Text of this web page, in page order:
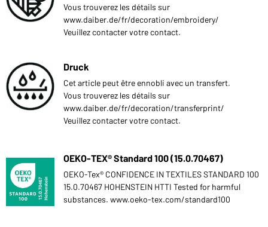
Vous trouverez les détails sur
www.daiber.de/fr/decoration/embroidery/
Veuillez contacter votre contact.
Druck
Cet article peut être ennobli avec un transfert.
Vous trouverez les détails sur
www.daiber.de/fr/decoration/transferprint/
Veuillez contacter votre contact.
OEKO-TEX® Standard 100 (15.0.70467)
OEKO-Tex® CONFIDENCE IN TEXTILES STANDARD 100
15.0.70467 HOHENSTEIN HTTI Tested for harmful
substances. www.oeko-tex.com/standard100